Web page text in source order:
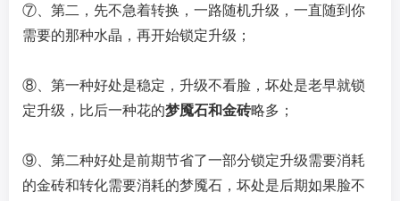
⑦、第二，先不急着转换，一路随机升级，一直随到你
需要的那种水晶，再开始锁定升级；
⑧、第一种好处是稳定，升级不看脸，坏处是老早就锁
定升级，比后一种花的梦魇石和金砖略多；
⑨、第二种好处是前期节省了一部分锁定升级需要消耗
的金砖和转化需要消耗的梦魇石，坏处是后期如果脸不